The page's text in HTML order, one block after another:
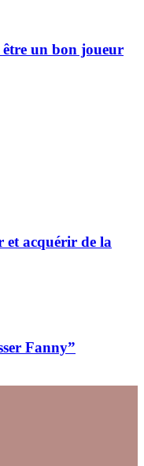
être un bon joueur
et acquérir de la
Fanny”